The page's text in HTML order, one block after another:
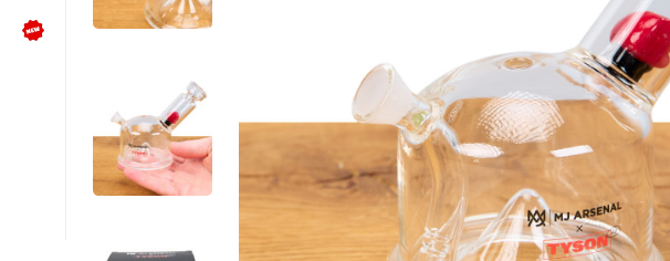
Kundenbewertungen lesen
Schreib uns auf WhatsApp
Kundenservice kontaktieren